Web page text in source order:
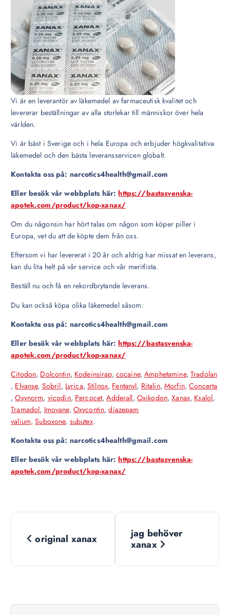
Vi är en leverantör av läkemedel av farmaceutisk kvalitet och
levererar beställningar av alla storlekar till människor över hela
världen.
Vi är bäst i Sverige och i hela Europa och erbjuder högkvalitativa
läkemedel och den bästa leveransservicen globalt.
Kontakta oss på: narcotics4health@gmail.com
Eller besök vår webbplats här:https://bastasvenska-
apotek.com/product/kop-xanax/
Om du någonsin har hört talas om någon som köper piller i
Europa, vet du att de köpte dem från oss.
Eftersom vi har levererat i 20 år och aldrig har missat en leverans,
kan du lita helt på vår service och vår meritlista.
Beställ nu och få en rekordbrytande leverans.
Du kan också köpa olika läkemedel såsom:
Kontakta oss på: narcotics4health@gmail.com
Eller besök vår webbplats här:https://bastasvenska-
apotek.com/product/kop-xanax/
Citodon, Dolcontin, Kodeinsirap, cocaine,Amphetamine, Tradolan
, Elvanse, Sobril, Lyrica,Stilnox, Fentanyl, Ritalin,Morfin,Concerta
,Oxynorm, vicodin, Percocet,Adderall, Oxikodon,Xanax, Ksalol,
Tramadol, Imovane, Oxycontin,diazepam
valium, Suboxone, subutex.
Kontakta oss på: narcotics4health@gmail.com
Eller besök vår webbplats här:https://bastasvenska-
apotek.com/product/kop-xanax/
N
v
i
original xanax
jag behöver
xanax